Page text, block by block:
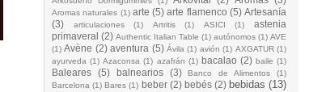
Aromas naturales (1) arte (5) arte flamenco (5) Artesanía
(3)
articulaciones (1) Artritis (1) ASICI (1)
astenia
primaveral (2) Authentic Italian Table (1) autónomos (1) AVE
(1) Avène (2) aventura (5) Ávila (1) avión (1) AXGATUR (1)
ayurveda (1) Azaconsa (1) azafrán (1) bacalao (2) baile (1)
Baleares (5) balnearios (3) Banco de Alimentos
(1)
Barcelona (1) Bares (1) beber (2) bebés (2) bebidas (13)